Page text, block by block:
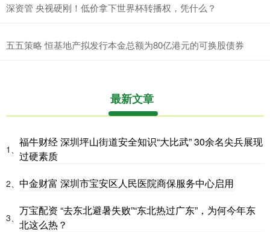
深资管 央视硬刚！低价拿下世界杯转播权，凭什么？
五五策略 恒基地产拟发行本金总额为80亿港元的可换股债券
最新文章
1、
福牛财经 深圳坪山街道安全知识“大比武” 30余名尖兵展现
过硬素质
2、 中金财富 深圳市宝安区人民医院商保服务中心启用
3、
万宝配资 “去东北避暑失败”“东北热过广东”，为何今年东
北这么热？